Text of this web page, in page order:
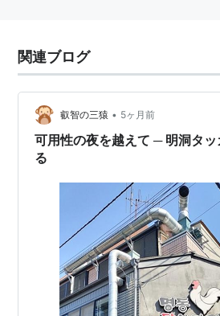
計算式 - 使用時間の和÷故障回数
関連キーワード
MTTR
AFR
リスト::指標
関連ブログ
叡智の三猿 • 5ヶ月前
可用性の夜を越えて ─ 明洞タ
る